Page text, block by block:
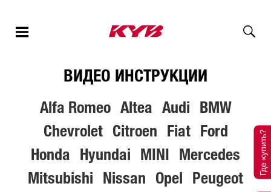
Где купить?
ВИДЕО ИНСТРУКЦИИ
Alfa Romeo Altea Audi
BMW
Chevrolet
Citroen Fiat
Ford
Honda
Hyundai MINI
Mercedes
Mitsubishi
Nissan Opel
Peugeot